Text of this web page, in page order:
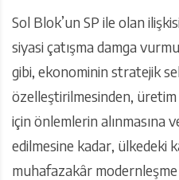
Sol Blok’un SP ile olan
siyasi çatışma damga
gibi, ekonominin stratejik
özelleştirilmesinden,
için önlemlerin alınmasına
edilmesine kadar, ülkedeki
muhafazakâr